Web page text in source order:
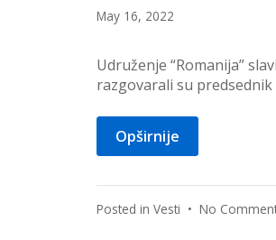
May 16, 2022
2022
Udruženje “Romanija”
razgovarali su
Opširnije
Posted in Vesti • No